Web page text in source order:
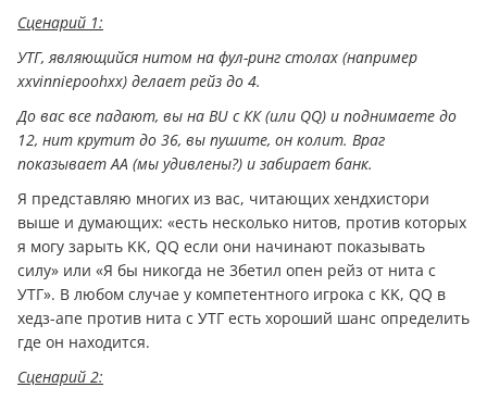
Сценарий 1:
УТГ, являющийся нитом на фул-ринг столах (например
xxvinniepoohxx) делает рейз до 4.
До вас все падают, вы на BU с КК (или QQ) и поднимаете до
12, нит крутит до 36, вы пушите, он колит. Враг
показывает АА (мы удивлены?) и забирает банк.
Я представляю многих из вас, читающих хендхистори
выше и думающих: «есть несколько нитов, против которых
я могу зарыть KK, QQ если они начинают показывать
силу» или «Я бы никогда не 3бетил опен рейз от нита с
УТГ». В любом случае у компетентного игрока с KK, QQ в
хедз-апе против нита с УТГ есть хороший шанс определить
где он находится.
Сценарий 2: